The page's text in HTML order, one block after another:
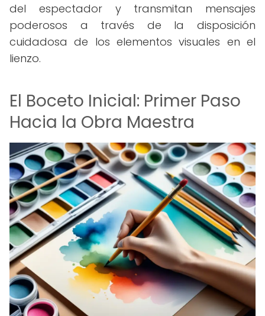
del espectador y transmitan mensajes
poderosos a través de la disposición
cuidadosa de los elementos visuales en el
lienzo.
El Boceto Inicial: Primer Paso
Hacia la Obra Maestra